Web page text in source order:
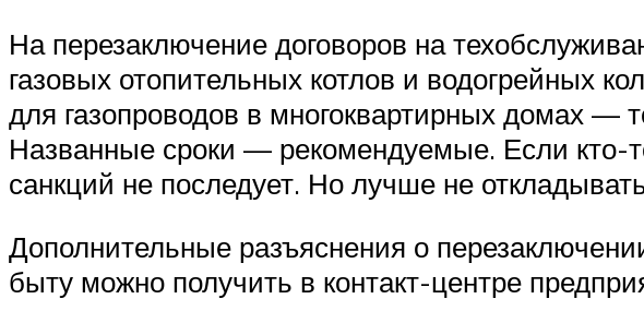
На перезаключение договоров на
газовых отопительных котлов и водогрейных
для газопроводов в многоквартирных домах —
Названные сроки — рекомендуемые. Если кто-
санкций не последует. Но лучше не
Дополнительные разъяснения о
быту можно получить в контакт-центре